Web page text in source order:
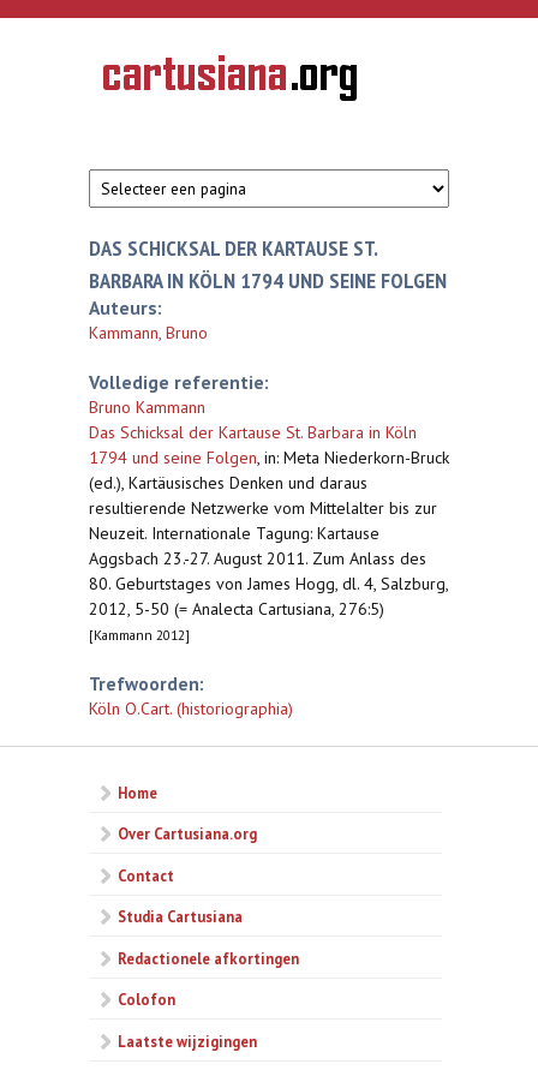
Overslaan en naar de inhoud gaan
CARTUSIANA
Geschiedenis
van de
DAS SCHICKSAL DER KARTAUSE ST.
BARBARA IN KÖLN 1794 UND SEINE FOLGEN
Auteurs:
Kammann, Bruno
Volledige referentie:
Bruno Kammann
Das Schicksal der Kartause St. Barbara in Köln
1794 und seine Folgen, in: Meta Niederkorn-Bruck
(ed.), Kartäusisches Denken und daraus
resultierende Netzwerke vom Mittelalter bis zur
Neuzeit. Internationale Tagung: Kartause
Aggsbach 23.-27. August 2011. Zum Anlass des
80. Geburtstages von James Hogg, dl. 4, Salzburg,
2012, 5-50 (= Analecta Cartusiana, 276:5)
[Kammann 2012]
Trefwoorden:
Köln O.Cart. (historiographia)
Home
Over Cartusiana.org
Contact
Studia Cartusiana
Redactionele afkortingen
Colofon
Laatste wijzigingen